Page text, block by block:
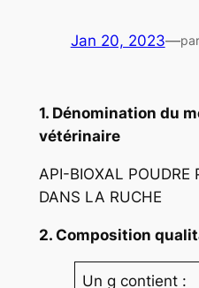
Jan 20, 2023—par
1. Dénomination du
vétérinaire
API-BIOXAL POUDRE
DANS LA RUCHE
2. Composition
Un g contient :